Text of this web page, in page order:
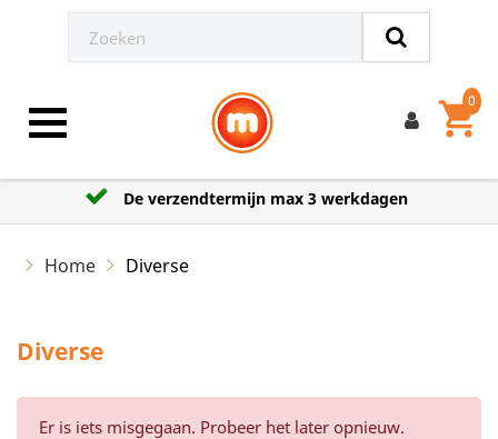
Toggle navigation shopping_cart
0
De verzendtermijn max 3 werkdagen
Home Diverse
Diverse
Er is iets misgegaan. Probeer het later opnieuw.